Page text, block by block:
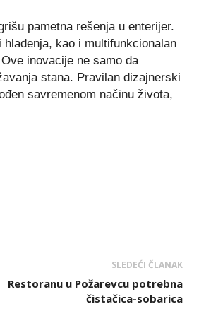
pametna rešenja u enterijer.
kao i multifunkcionalan
inovacije ne samo da
stana. Pravilan dizajnerski
savremenom načinu života,
SLEDEĆI ČLANAK
Restoranu u Požarevcu potrebna
čistačica-sobarica